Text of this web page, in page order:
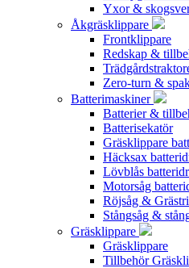
Yxor &
Åkgräsklippare
Frontklippare
Redskap &
Zero-turn &
Batterimaskiner
Batterier &
Batterisekatör
Gräsklippare
Häcksax
Lövblås
Motorsåg
Röjsåg &
Stångsåg &
Gräsklippare
Gräsklippare
Tillbehör